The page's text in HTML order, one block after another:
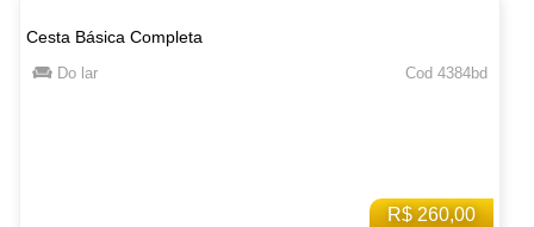
R$ 260,00
Cesta Básica Completa
Do lar Cod 4384bd